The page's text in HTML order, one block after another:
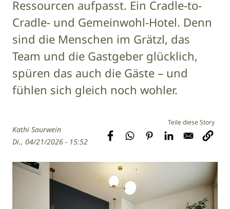
Ressourcen aufpasst. Ein Cradle-to-
Cradle- und Gemeinwohl-Hotel. Denn
sind die Menschen im Grätzl, das
Team und die Gastgeber glücklich,
spüren das auch die Gäste – und
fühlen sich gleich noch wohler.
Kathi Saurwein
Di., 04/21/2026 - 15:52